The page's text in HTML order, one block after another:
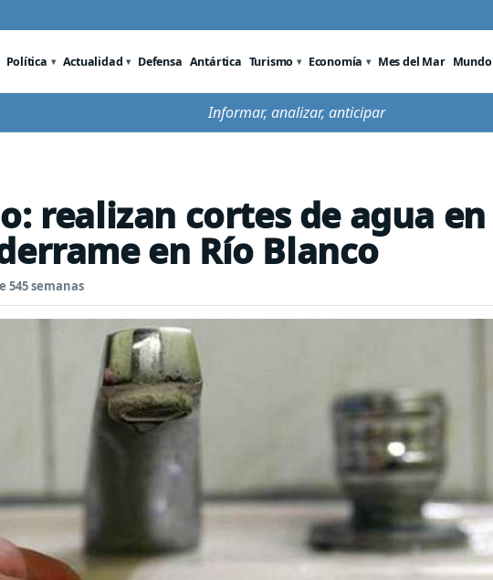
Política Actualidad Defensa Antártica Turismo Economía Mes del Mar Mundo
Informar, analizar, anticipar
realizan cortes de agua en
en Río Blanco
545 semanas